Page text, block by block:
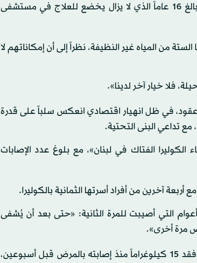
وتتوقع المرأة أن «يصاب الجميع بالكوليرا» في البلدة، على غرار ابنها البالغ 16 عاماً الذي لا يزال يخضع للعلاج في مستشفى
المكتظة، تشرب مروى (35 عاماً) وأولادها الستة من المياه غير النظيفة، نظراً إلى أن إمكاناتهم لا
فلا خيار آخر لدينا».
عقود، في ظل انهيار اقتصادي انعكس سلباً على قدرة
تداعي البنى التحتية.
الفتاك في لبنان»، مع بلوغ عدد الإصابات
آخرين من أفراد أسرتها الثمانية بالكوليرا.
وتضيف، وهي تهتم بابنتها الكبرى البالغة 17 عاماً، والصغرى البالغة 9 أعوام التي أصيبت للمرة الثانية: «حتى بعد أن يُشفى
مرة أخرى».
في الجانب الآخر خلف ستارة فاصلة، يقبع ابن العاشرة مالك حمد، الذي فقد 15 كيلوغراماً منذ إصابته بالمرض قبل أسبوعين،